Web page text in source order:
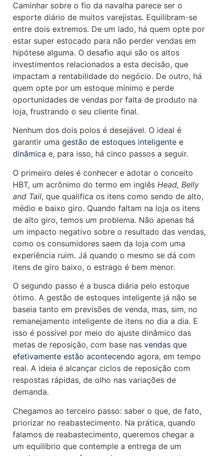
Caminhar sobre o fio da navalha parece ser o
esporte diário de muitos varejistas. Equilibram-se
entre dois extremos. De um lado, há quem opte por
estar super estocado para não perder vendas em
hipótese alguma. O desafio aqui são os altos
investimentos relacionados a esta decisão, que
impactam a rentabilidade do negócio. De outro, há
quem opte por um estoque mínimo e perde
oportunidades de vendas por falta de produto na
loja, frustrando o seu cliente final.
Nenhum dos dois polos é desejável. O ideal é
garantir uma gestão de estoques inteligente e
dinâmica e, para isso, há cinco passos a seguir.
O primeiro deles é conhecer e adotar o conceito
HBT, um acrônimo do termo em inglês Head, Belly
and Tail, que qualifica os itens como sendo de alto,
médio e baixo giro. Quando faltam na loja os itens
de alto giro, temos um problema. Não apenas há
um impacto negativo sobre o resultado das vendas,
como os consumidores saem da loja com uma
experiência ruim. Já quando o mesmo se dá com
itens de giro baixo, o estrago é bem menor.
O segundo passo é a busca diária pelo estoque
ótimo. A gestão de estoques inteligente já não se
baseia tanto em previsões de venda, mas, sim, no
remanejamento inteligente de itens no dia a dia. E
isso é possível por meio do ajuste dinâmico das
metas de reposição, com base nas vendas que
efetivamente estão acontecendo agora, em tempo
real. A ideia é alcançar ciclos de reposição com
respostas rápidas, de olho nas variações de
demanda.
Chegamos ao terceiro passo: saber o que, de fato,
priorizar no reabastecimento. Na prática, quando
falamos de reabastecimento, queremos chegar a
um equilíbrio que contemple a entrega de um